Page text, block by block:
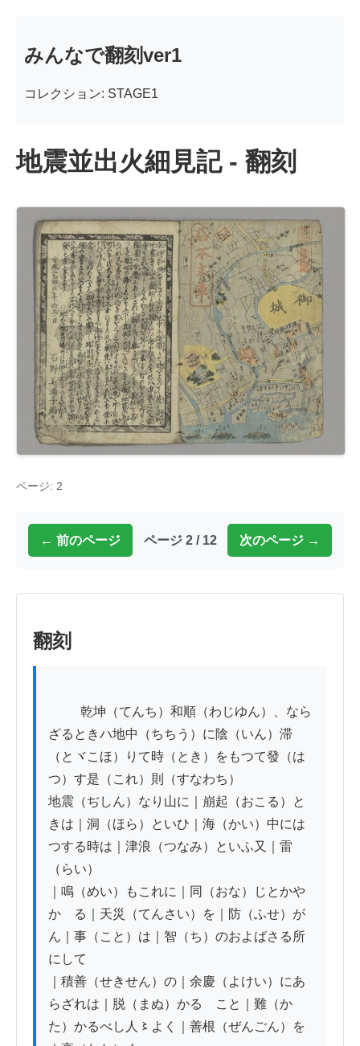
みんなで翻刻ver1
コレクション: STAGE1
地震並出火細見記 - 翻刻
ページ: 2
← 前のページ ページ 2 / 12 次のページ →
翻刻
ざるときハ地中（ちちう）に陰（いん）滞
（とヾこほ）りて時（とき）をもつて發（は
つ）す是（これ）則（すなわち）
地震（ぢしん）なり山に｜崩起（おこる）と
きは｜洞（ほら）といひ｜海（かい）中には
つする時は｜津浪（つなみ）といふ又｜雷
（らい）
｜鳴（めい）もこれに｜同（おな）じとかや
かゝる｜天災（てんさい）を｜防（ふせ）が
ん｜事（こと）は｜智（ち）のおよばさる所
にして
｜積善（せきせん）の｜余慶（よけい）にあ
らざれは｜脱（まぬ）かるゝこと｜難（か
た）かるべし人〻よく｜善根（ぜんごん）を